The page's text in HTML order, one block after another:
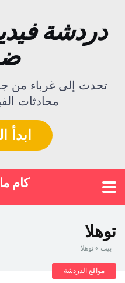
تحدث إلى غرباء من
محادثات
ابدأ
كام
توهلا
بيت » توهلا
مواقع الدردشة